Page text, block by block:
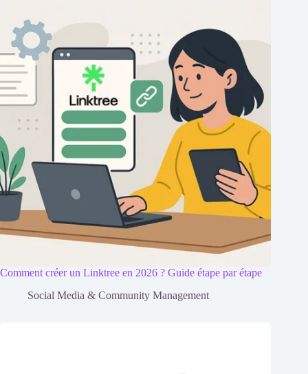
Comment créer un Linktree en 2026 ? Guide étape par étape
Social Media & Community Management